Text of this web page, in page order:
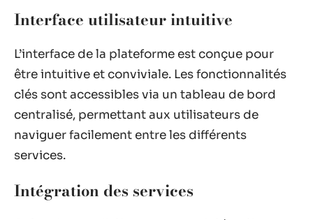
Interface utilisateur intuitive
L’interface de la plateforme est conçue pour
être intuitive et conviviale. Les fonctionnalités
clés sont accessibles via un tableau de bord
centralisé, permettant aux utilisateurs de
naviguer facilement entre les différents
services.
Intégration des services